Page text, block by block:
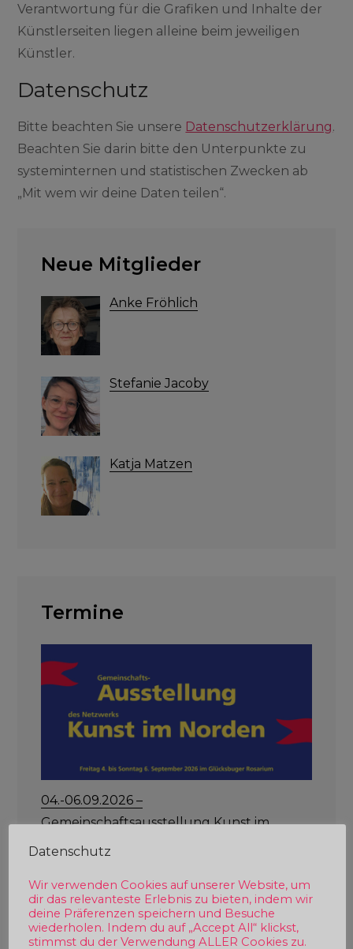
Verantwortung für die Grafiken und Inhalte der
Künstlerseiten liegen alleine beim jeweiligen
Künstler.
Datenschutz
Bitte beachten Sie unsere Datenschutzerklärung.
Beachten Sie darin bitte den Unterpunkte zu
systeminternen und statistischen Zwecken ab
„Mit wem wir deine Daten teilen“.
Neue Mitglieder
Anke Fröhlich
Stefanie Jacoby
Katja Matzen
Termine
04.-06.09.2026 –
Gemeinschaftsausstellung Kunst im
Norden – Rosarium Glücksburg
Datenschutz
Wir verwenden Cookies auf unserer Website, um
dir das relevanteste Erlebnis zu bieten, indem wir
deine Präferenzen speichern und Besuche
wiederholen. Indem du auf „Accept All“ klickst,
stimmst du der Verwendung ALLER Cookies zu.